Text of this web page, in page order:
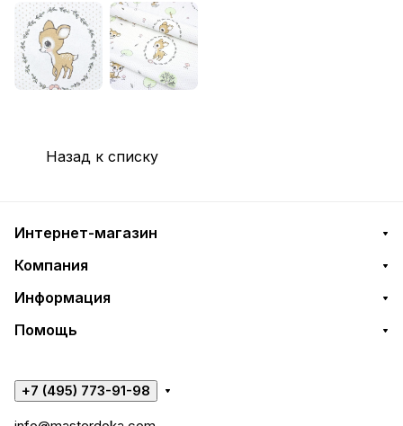
Назад к списку
Интернет-магазин
Компания
Информация
Помощь
+7 (495) 773-91-98